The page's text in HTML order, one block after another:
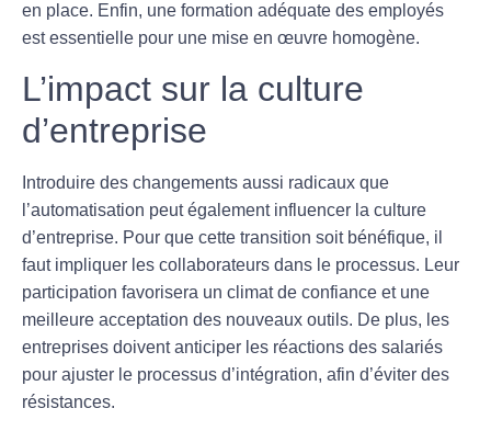
en place. Enfin, une formation adéquate des employés
est essentielle pour une mise en œuvre homogène.
L’impact sur la culture
d’entreprise
Introduire des changements aussi radicaux que
l’automatisation peut également influencer la culture
d’entreprise. Pour que cette transition soit bénéfique, il
faut impliquer les collaborateurs dans le processus. Leur
participation favorisera un climat de confiance et une
meilleure acceptation des nouveaux outils. De plus, les
entreprises doivent anticiper les réactions des salariés
pour ajuster le processus d’intégration, afin d’éviter des
résistances.